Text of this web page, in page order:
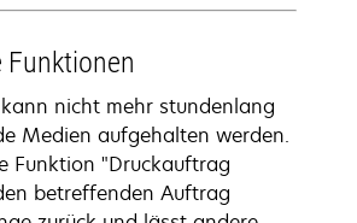
nicht mehr stundenlang
Medien aufgehalten werden.
Funktion "Druckauftrag
betreffenden Auftrag